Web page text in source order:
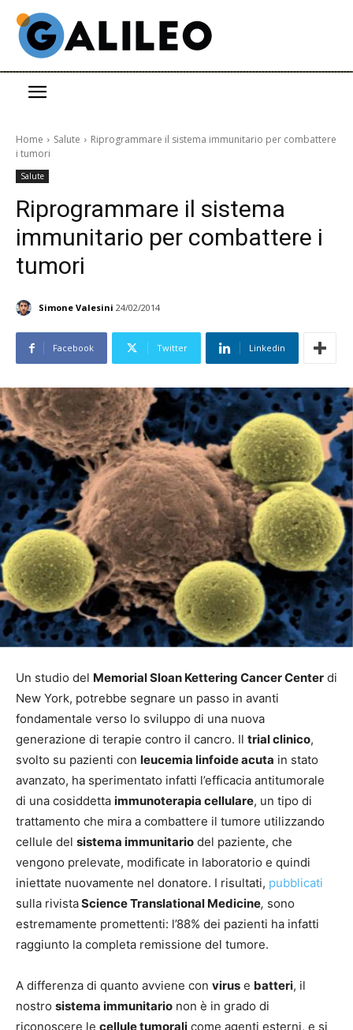
Home Salute
Riprogrammare il sistema immunitario per combattere
i tumori
Salute
Riprogrammare il sistema
immunitario per combattere i
tumori
Simone Valesini 24/02/2014
Facebook Twitter Linkedin
Un studio del Memorial Sloan Kettering Cancer Center di
New York, potrebbe segnare un passo in avanti
fondamentale verso lo sviluppo di una nuova
generazione di terapie contro il cancro. Il trial clinico,
svolto su pazienti con leucemia linfoideacuta in stato
avanzato, ha sperimentato infatti l’efficacia antitumorale
di una cosiddetta immunoterapia cellulare, un tipo di
trattamento che mira a combattere il tumore utilizzando
cellule del sistema immunitario del paziente, che
vengono prelevate, modificate in laboratorio e quindi
iniettate nuovamente nel donatore. I risultati, pubblicati
sulla rivistaScience Translational Medicine, sono
estremamente promettenti: l’88% dei pazienti ha infatti
raggiunto la completa remissione del tumore.
A differenza di quanto avviene con virus e batteri, il
nostro sistema immunitario non è in grado di
riconoscere le cellule tumorali come agenti esterni, e si